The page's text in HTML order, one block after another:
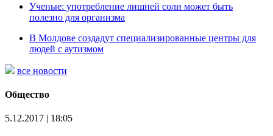
Ученые: употребление лишней соли может быть
полезно для организма
В Молдове создадут специализированные центры для
людей с аутизмом
все новости
Общество
5.12.2017 | 18:05